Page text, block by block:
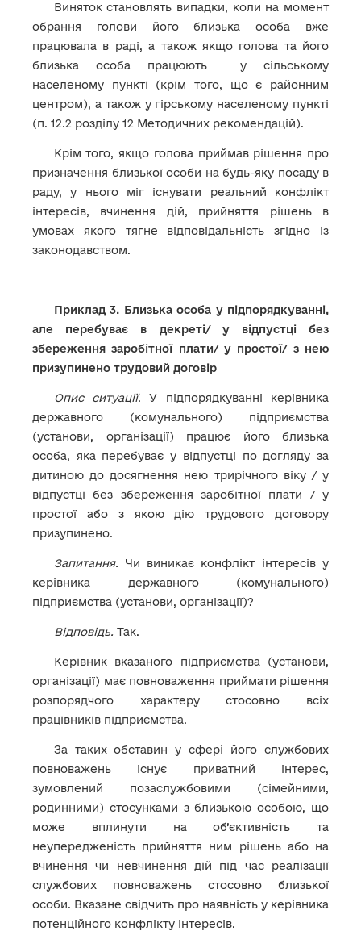
Виняток становлять випадки, коли на момент
обрання голови його близька особа вже
працювала в раді, а також якщо голова та його
близька особа працюють у сільському
населеному пункті (крім того, що є районним
центром), а також у гірському населеному пункті
(п. 12.2 розділу 12 Методичних рекомендацій).
Крім того, якщо голова приймав рішення про
призначення близької особи на будь-яку посаду в
раду, у нього міг існувати реальний конфлікт
інтересів, вчинення дій, прийняття рішень в
умовах якого тягне відповідальність згідно із
законодавством.
Приклад 3. Близька особа у підпорядкуванні,
але перебуває в декреті/ у відпустці без
збереження заробітної плати/ у простої/ з нею
призупинено трудовий договір
Опис ситуації. У підпорядкуванні керівника
державного (комунального) підприємства
(установи, організації) працює його близька
особа, яка перебуває у відпустці по догляду за
дитиною до досягнення нею трирічного віку / у
відпустці без збереження заробітної плати / у
простої або з якою дію трудового договору
призупинено.
Запитання.Чи виникає конфлікт інтересів у
керівника державного (комунального)
підприємства (установи, організації)?
Відповідь.Так.
Керівник вказаного підприємства (установи,
організації) має повноваження приймати рішення
розпорядчого характеру стосовно всіх
працівників підприємства.
За таких обставин у сфері його службових
повноважень існує приватний інтерес,
зумовлений позаслужбовими (сімейними,
родинними) стосунками з близькою особою, що
може вплинути на об’єктивність та
неупередженість прийняття ним рішень або на
вчинення чи невчинення дій під час реалізації
службових повноважень стосовно близької
особи. Вказане свідчить про наявність у керівника
потенційного конфлікту інтересів.